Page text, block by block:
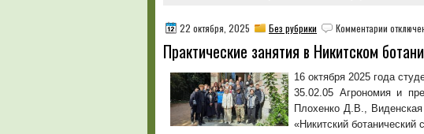
22 октября, 2025 Без рубрики Комментарии к
записи
в
саду
Практические занятия в Никитском
16 октября 2025 года
35.02.05 Агрономия и
Плохенко Д.В.,
«Никитский